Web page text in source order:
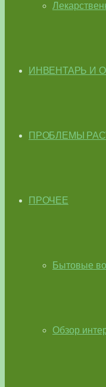
ИНВЕНТАРЬ И
ПРОБЛЕМЫ
ПРОЧЕЕ
Бытовые
Обзор